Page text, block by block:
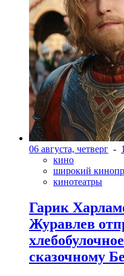
06 августа, четверг -
кино
широкий
кинотеатры
Гарик
Журавлев
сказочному